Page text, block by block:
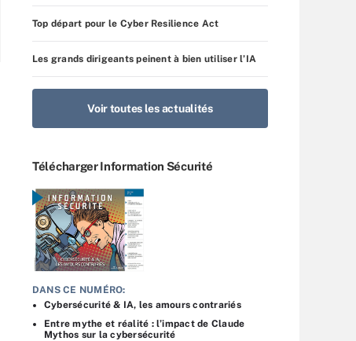
Top départ pour le Cyber Resilience Act
Les grands dirigeants peinent à bien utiliser l’IA
Voir toutes les actualités
Télécharger Information Sécurité
DANS CE NUMÉRO:
Cybersécurité & IA, les amours contrariés
Entre mythe et réalité : l’impact de Claude
Mythos sur la cybersécurité